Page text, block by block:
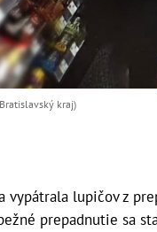
kraj)
vypátrala lupičov z
prepadnutie sa